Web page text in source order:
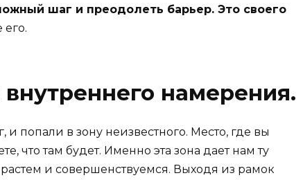
шаг и преодолеть барьер. Это своего
его.
намерения.
и попали в зону неизвестного. Место, где вы
что там будет. Именно эта зона дает нам ту
и совершенствуемся. Выходя из рамок